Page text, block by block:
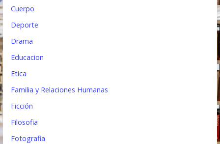
Cuerpo
Deporte
Drama
Educacion
Etica
Familia y Relaciones Humanas
Ficción
Filosofia
Fotografia